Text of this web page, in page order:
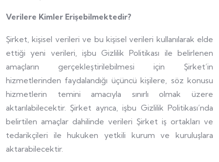
Verilere Kimler Erişebilmektedir?
Şirket, kişisel verileri ve bu kişisel verileri kullanılarak elde
ettiği yeni verileri, işbu Gizlilik Politikası ile belirlenen
amaçların gerçekleştirilebilmesi için Şirket’in
hizmetlerinden faydalandığı üçüncü kişilere, söz konusu
hizmetlerin temini amacıyla sınırlı olmak üzere
aktarılabilecektir. Şirket ayrıca, işbu Gizlilik Politikası’nda
belirtilen amaçlar dahilinde verileri Şirket iş ortakları ve
tedarikçileri ile hukuken yetkili kurum ve kuruluşlara
aktarabilecektir.